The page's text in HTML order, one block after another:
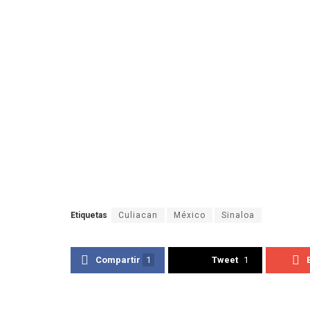
Etiquetas Culiacan México Sinaloa
Compartir 1 Tweet 1